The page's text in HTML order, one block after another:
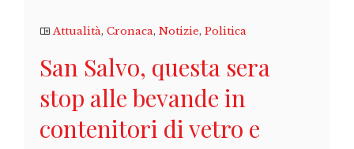
Attualità, Cronaca, Notizie, Politica
San Salvo, questa sera
stop alle bevande in
contenitori di vetro e